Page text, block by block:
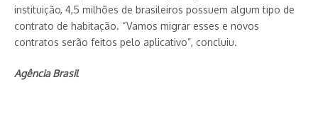
instituição, 4,5 milhões de brasileiros possuem algum tipo de
contrato de habitação. “Vamos migrar esses e novos
contratos serão feitos pelo aplicativo”, concluiu.
Agência Brasil